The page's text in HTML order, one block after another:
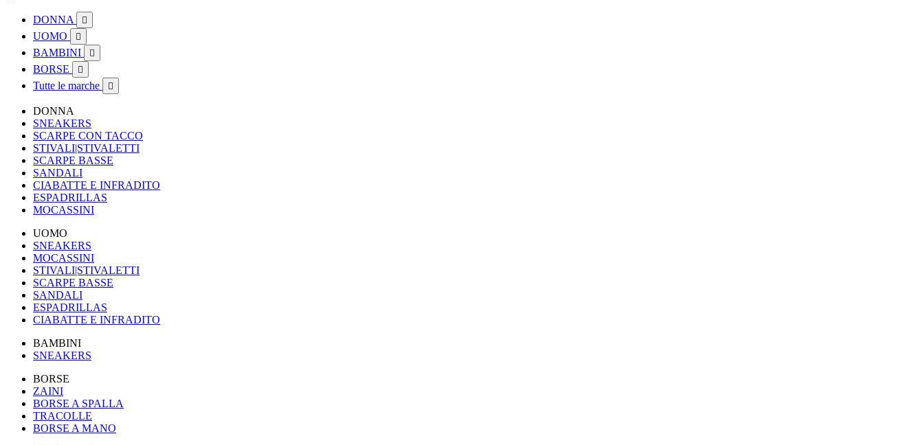
DONNA 
UOMO 
BAMBINI 
BORSE 
Tutte le marche 
DONNA
SNEAKERS
SCARPE CON TACCO
STIVALI|STIVALETTI
SCARPE BASSE
SANDALI
CIABATTE E INFRADITO
ESPADRILLAS
MOCASSINI
UOMO
SNEAKERS
MOCASSINI
STIVALI|STIVALETTI
SCARPE BASSE
SANDALI
ESPADRILLAS
CIABATTE E INFRADITO
BAMBINI
SNEAKERS
BORSE
ZAINI
BORSE A SPALLA
TRACOLLE
BORSE A MANO